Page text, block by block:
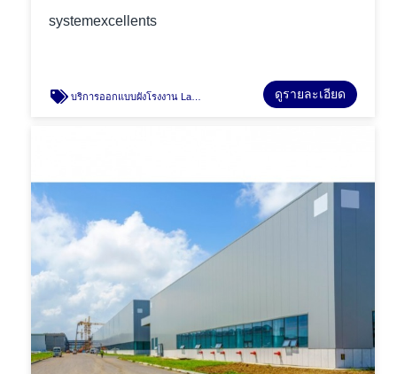
systemexcellents
บริการออกแบบผังโรงงาน Lay out ดูรายละเอียด